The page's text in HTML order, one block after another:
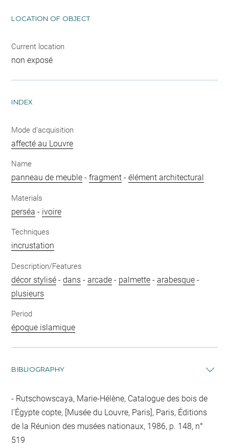
LOCATION OF OBJECT
Current location
non exposé
INDEX
Mode d'acquisition
affecté au Louvre
Name
panneau de meuble -fragment -élément architectural
Materials
perséa - ivoire
Techniques
incrustation
Description/Features
décor stylisé -dans -arcade - palmette -arabesque -
plusieurs
Period
époque islamique
BIBLIOGRAPHY
Rutschowscaya, Marie-Hélène, Catalogue des bois de
l'Égypte copte, [Musée du Louvre, Paris], Paris, Éditions
de la Réunion des musées nationaux, 1986, p. 148, n°
519